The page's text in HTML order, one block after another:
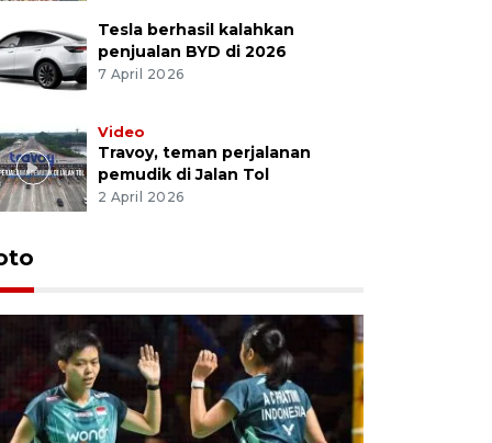
Tesla berhasil kalahkan
penjualan BYD di 2026
7 April 2026
Video
Travoy, teman perjalanan
pemudik di Jalan Tol
2 April 2026